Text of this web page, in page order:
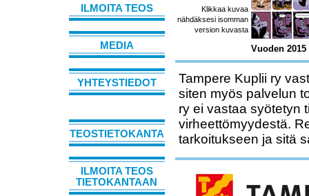
ILMOITA TEOS
MEDIA
YHTEYSTIEDOT
TEOSTIETOKANTA
ILMOITA TEOS
TIETOKANTAAN
Klikkaa kuvaa
nähdäksesi isomman
version kuvasta
Vuoden
Tampere Kuplii ry
siten myös palvelun
ry ei vastaa syötetyn
virheettömyydestä.
tarkoitukseen ja sitä